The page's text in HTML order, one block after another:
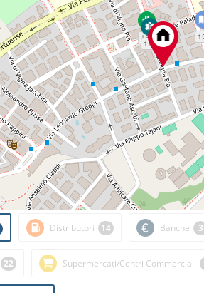
119m
137m
Distributori 14 Banche 3
22 Supermercati/Centri Commerciali